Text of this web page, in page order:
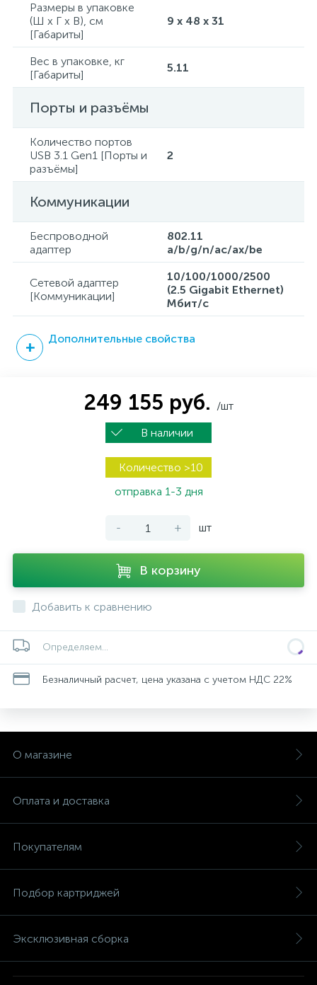
Размеры в упаковке
(Ш x Г x В), см
[Габариты]
9 x 48 x 31
Вес в упаковке, кг
[Габариты]
5.11
Порты и разъёмы
Количество портов
USB 3.1 Gen1 [Порты и
разъёмы]
2
Коммуникации
Беспроводной
адаптер
802.11
a/b/g/n/ac/ax/be
Сетевой адаптер
[Коммуникации]
10/100/1000/2500
(2.5 Gigabit Ethernet)
Мбит/с
Дополнительные свойства
249 155 руб. /шт
В наличии
Количество >10
отправка 1-3 дня
- + шт
В корзину
Добавить к сравнению
Определяем...
Безналичный расчет, цена указана с учетом НДС 22%
О магазине
Оплата и доставка
Покупателям
Подбор картриджей
Эксклюзивная сборка